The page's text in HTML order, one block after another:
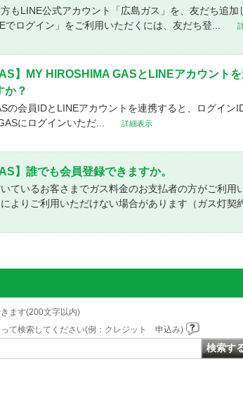
もLINE公式アカウント「広島ガス」を、友だち追加
ログイン」をご利用いただくには、友だち登...
】MY HIROSHIMA GASとLINEアカウント
か？
会員IDとLINEアカウントを連携すると、ログイン
にログインいただ...
詳細表示
】誰でも会員登録できますか。
ているお客さまでガス料金のお支払者の方がご利用
よりご利用いただけない場合があります（ガス灯契
ます(200文字以内)
て検索してください(例：クレジット 申込み)